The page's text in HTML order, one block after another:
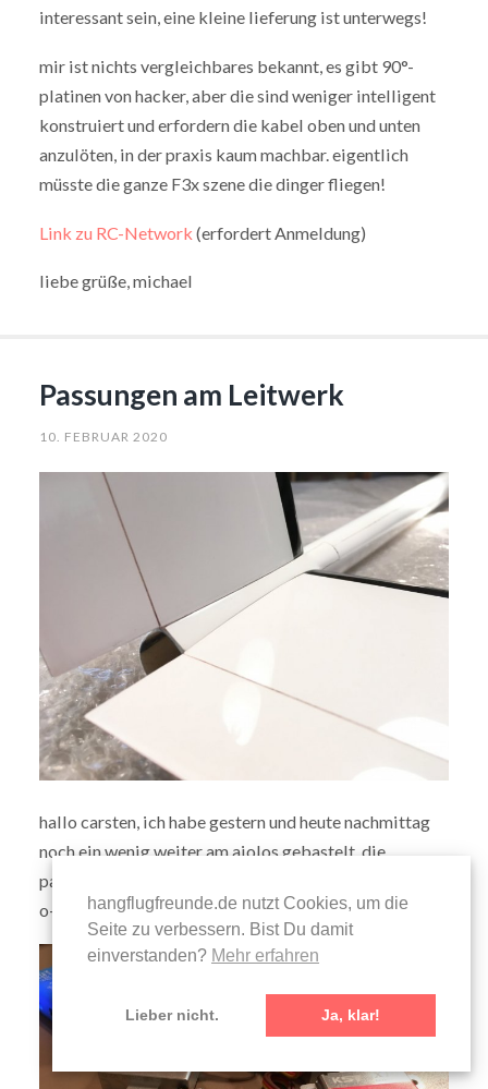
interessant sein, eine kleine lieferung ist unterwegs!
mir ist nichts vergleichbares bekannt, es gibt 90°-
platinen von hacker, aber die sind weniger intelligent
konstruiert und erfordern die kabel oben und unten
anzulöten, in der praxis kaum machbar. eigentlich
müsste die ganze F3x szene die dinger fliegen!
Link zu RC-Network (erfordert Anmeldung)
liebe grüße, michael
Passungen am Leitwerk
10. FEBRUAR 2020
hallo carsten, ich habe gestern und heute nachmittag
noch ein wenig weiter am aiolos gebastelt, die
passungen am leitwerk würden so langsam jedem aer-
o-tec-modell zur ehre gereichen
hangflugfreunde.de nutzt Cookies, um die
Seite zu verbessern. Bist Du damit
einverstanden? Mehr erfahren
Lieber nicht. Ja, klar!